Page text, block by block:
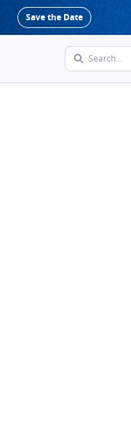
Save the Date
Search...